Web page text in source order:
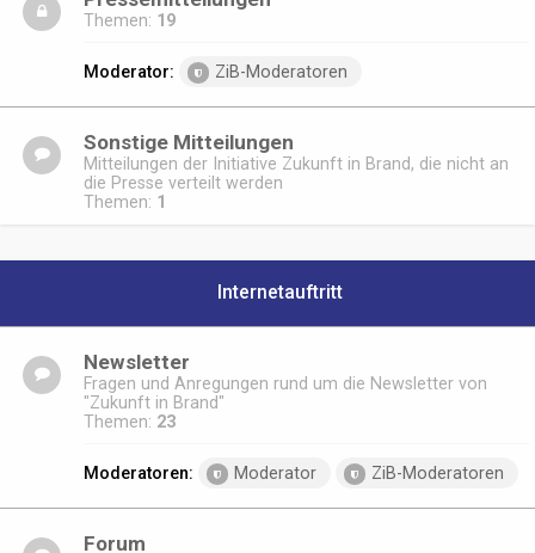
Themen: 19
Moderator: ZiB-Moderatoren
Sonstige Mitteilungen
Mitteilungen der Initiative Zukunft in Brand, die nicht an
die Presse verteilt werden
Themen: 1
Internetauftritt
Newsletter
Fragen und Anregungen rund um die Newsletter von
"Zukunft in Brand"
Themen: 23
Moderatoren: Moderator ZiB-Moderatoren
Forum